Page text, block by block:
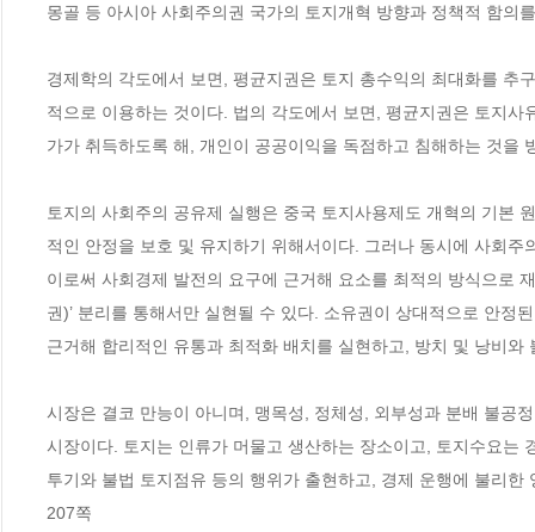
몽골 등 아시아 사회주의권 국가의 토지개혁 방향과 정책적 함의
경제학의 각도에서 보면, 평균지권은 토지 총수익의 최대화를 추
적으로 이용하는 것이다. 법의 각도에서 보면, 평균지권은 토지
가가 취득하도록 해, 개인이 공공이익을 독점하고 침해하는 것을
토지의 사회주의 공유제 실행은 중국 토지사용제도 개혁의 기
적인 안정을 보호 및 유지하기 위해서이다. 그러나 동시에 사회
이로써 사회경제 발전의 요구에 근거해 요소를 최적의 방식으로
권)’ 분리를 통해서만 실현될 수 있다. 소유권이 상대적으로 안
근거해 합리적인 유통과 최적화 배치를 실현하고, 방치 및 낭비
시장은 결코 만능이 아니며, 맹목성, 정체성, 외부성과 분배 불공
시장이다. 토지는 인류가 머물고 생산하는 장소이고, 토지수요는
투기와 불법 토지점유 등의 행위가 출현하고, 경제 운행에 불리
207쪽